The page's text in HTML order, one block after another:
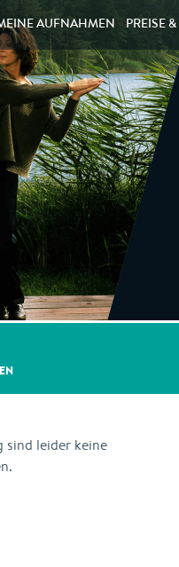
AUFNAHMEN PREISE &
sind leider keine